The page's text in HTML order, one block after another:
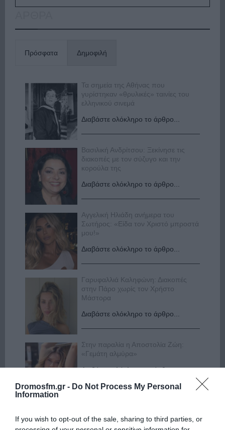
Dromosfm.gr - Do Not Process My Personal
Information
If you wish to opt-out of the sale, sharing to third parties, or
Πρόσφατα Δημοφιλή
Τα σημεία της Αθήνας που
γυρίστηκαν «θρυλικές» ταινίες του
ελληνικού σινεμά
Διαβάστε ολόκληρο το άρθρο...
Βασιλική Ανδρίτσου: Ξεκίνησε τις
διακοπές με τον σύζυγο και την
κορούλα της
Διαβάστε ολόκληρο το άρθρο...
Αγγελική Ηλιάδη ανήμερα του
Σωτήρος: «Είδα τον Χριστό μπροστά
μου!»
Διαβάστε ολόκληρο το άρθρο...
Γαρυφαλλιά Καληφώνη: Διακοπές
στην Πάρο χωρίς τον Χρήστο
Μάστορα
Διαβάστε ολόκληρο το άρθρο...
Στην παραλία η Αποστολία Ζώη:
«Γεμάτη αλμύρα»
Διαβάστε ολόκληρο το άρθρο...